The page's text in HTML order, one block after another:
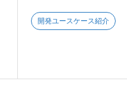
開発ユースケース紹介